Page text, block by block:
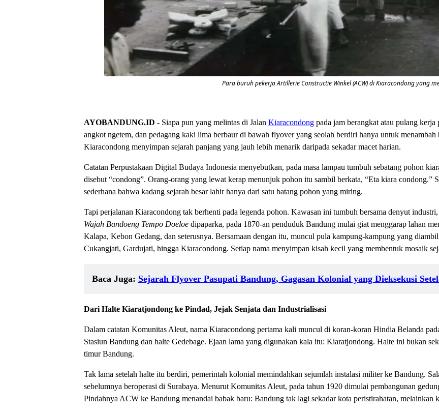
Para buruh pekerja Artillerie Constructie Winkel (ACW) di Kiaracondong yang
AYOBANDUNG.ID - Siapa pun yang melintas di Jalan Kiaracondongpada jam berangkat atau pulang
angkot ngetem, dan pedagang kaki lima berbaur di bawah flyover yang seolah berdiri hanya untuk
Kiaracondong menyimpan sejarah panjang yang jauh lebih menarik daripada sekadar macet harian.
Catatan Perpustakaan Digital Budaya Indonesia menyebutkan, pada masa lampau tumbuh sebatang pohon
disebut “condong”. Orang-orang yang lewat kerap menunjuk pohon itu sambil berkata, “Eta kiara
sederhana bahwa kadang sejarah besar lahir hanya dari satu batang pohon yang miring.
Tapi perjalanan Kiaracondong tak berhenti pada legenda pohon. Kawasan ini tumbuh bersama denyut
Wajah Bandoeng Tempo Doeloedipaparka, pada 1870-an penduduk Bandung mulai giat menggarap lahan
Kalapa, Kebon Gedang, dan seterusnya. Bersamaan dengan itu, muncul pula kampung-kampung yang
Cukangjati, Gardujati, hingga Kiaracondong. Setiap nama menyimpan kisah kecil yang membentuk mosaik
Baca Juga: Sejarah Flyover Pasupati Bandung, Gagasan Kolonial yang Dieksekusi
Dari Halte Kiaratjondong ke Pindad, Jejak Senjata dan Industrialisasi
Dalam catatan Komunitas Aleut, nama Kiaracondong pertama kali muncul di koran-koran Hindia Belanda
Stasiun Bandung dan halte Gedebage. Ejaan lama yang digunakan kala itu: Kiaratjondong. Halte ini bukan
timur Bandung.
Tak lama setelah halte itu berdiri, pemerintah kolonial memindahkan sejumlah instalasi militer ke Bandung.
sebelumnya beroperasi di Surabaya. Menurut Komunitas Aleut, pada tahun 1920 dimulai pembangunan
Pindahnya ACW ke Bandung menandai babak baru: Bandung tak lagi sekadar kota peristirahatan, melainkan